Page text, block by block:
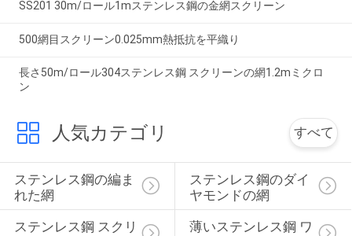
SS201 30m/ロール1mステンレス鋼の金網スクリーン
500網目スクリーン0.025mm熱抵抗を平織り
長さ50m/ロール304ステンレス鋼 スクリーンの網1.2mミクロ
ン
人気カテゴリ すべて
ステンレス鋼の編ま
れた網
ステンレス鋼のダイ
ヤモンドの網
ステンレス鋼 スクリ
薄いステンレス鋼 ワ